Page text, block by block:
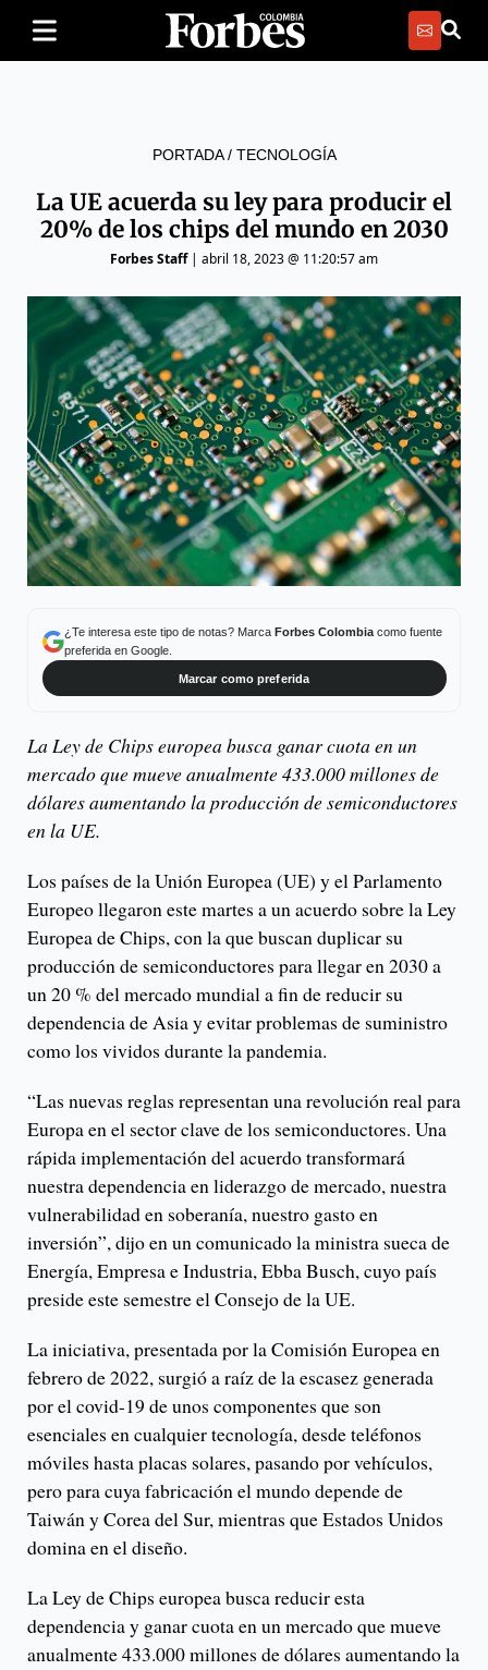
PORTADA/ TECNOLOGÍA
La UE acuerda su ley para producir el
20% de los chips del mundo en 2030
Forbes Staff| abril 18, 2023 @ 11:20:57 am
¿Te interesa este tipo de notas? Marca Forbes Colombiacomo fuente
preferida en Google.
Marcar como preferida
La Ley de Chips europea busca ganar cuota en un
mercado que mueve anualmente 433.000 millones de
dólares aumentando la producción de semiconductores
en la UE.
Los países de la Unión Europea (UE) y el Parlamento
Europeo llegaron este martes a un acuerdo sobre la Ley
Europea de Chips, con la que buscan duplicar su
producción de semiconductores para llegar en 2030 a
un 20 % del mercado mundial a fin de reducir su
dependencia de Asia y evitar problemas de suministro
como los vividos durante la pandemia.
“Las nuevas reglas representan una revolución real para
Europa en el sector clave de los semiconductores. Una
rápida implementación del acuerdo transformará
nuestra dependencia en liderazgo de mercado, nuestra
vulnerabilidad en soberanía, nuestro gasto en
inversión”, dijo en un comunicado la ministra sueca de
Energía, Empresa e Industria, Ebba Busch, cuyo país
preside este semestre el Consejo de la UE.
La iniciativa, presentada por la Comisión Europea en
febrero de 2022, surgió a raíz de la escasez generada
por el covid-19 de unos componentes que son
esenciales en cualquier tecnología, desde teléfonos
móviles hasta placas solares, pasando por vehículos,
pero para cuya fabricación el mundo depende de
Taiwán y Corea del Sur, mientras que Estados Unidos
domina en el diseño.
La Ley de Chips europea busca reducir esta
dependencia y ganar cuota en un mercado que mueve
anualmente 433.000 millones de dólares aumentando la